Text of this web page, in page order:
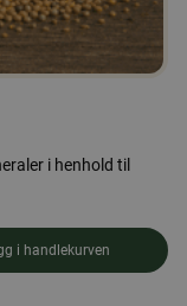
i henhold til
i handlekurven